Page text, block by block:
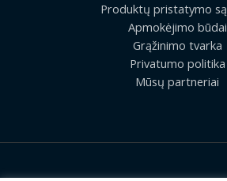
Produktų pristatymo
Apmokėjimo būdai
Grąžinimo tvarka
Privatumo politika
Mūsų partneriai